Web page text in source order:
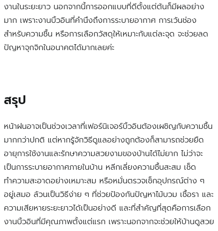
งานในระยะยาว นอกจากนี้การออกแบบที่ดีตั้งแต่ต้นก็มีผลอย่าง
มาก เพราะงานบิ้วอินที่คำนึงถึงการระบายอากาศ การเว้นช่อง
สำหรับความชื้น หรือการเลือกวัสดุให้เหมาะกับแต่ละจุด จะช่วยลด
ปัญหาจุกจิกในอนาคตได้มากเลยค่ะ
สรุป
หน้าฝนอาจเป็นช่วงเวลาที่เฟอร์นิเจอร์บิ้วอินต้องเผชิญกับความชื้น
มากกว่าปกติ แต่หากรู้จักวิธีดูแลอย่างถูกต้องก็สามารถช่วยยืด
อายุการใช้งานและรักษาความสวยงามของบ้านได้ไม่ยาก ไม่ว่าจะ
เป็นการระบายอากาศภายในบ้าน หลีกเลี่ยงความชื้นสะสม เช็ด
ทำความสะอาดอย่างเหมาะสม หรือหมั่นตรวจเช็กอุปกรณ์ต่าง ๆ
อยู่เสมอ ล้วนเป็นวิธีง่าย ๆ ที่ช่วยป้องกันปัญหาไม้บวม เชื้อรา และ
ความเสียหายระยะยาวได้เป็นอย่างดี และที่สำคัญที่สุดคือการเลือก
งานบิ้วอินที่มีคุณภาพตั้งแต่แรก เพราะนอกจากจะช่วยให้บ้านดูสวย